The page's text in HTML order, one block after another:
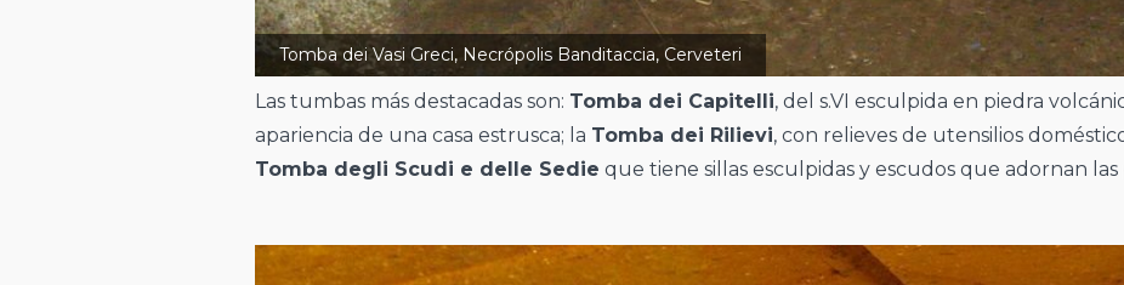
Tomba dei Vasi Greci, Necrópolis Banditaccia, Cerveteri
Las tumbas más destacadas son: Tomba dei Capitelli, del s.VI esculpida en piedra
apariencia de una casa estrusca; la Tomba dei Rilievi, con relieves de utensilios
Tomba degli Scudi e delle Sedie que tiene sillas esculpidas y escudos que adornan las